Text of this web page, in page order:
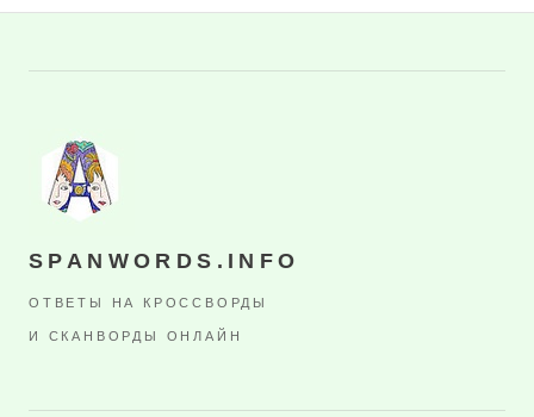
SPANWORDS.INFO
ОТВЕТЫ НА КРОССВОРДЫ
И СКАНВОРДЫ ОНЛАЙН